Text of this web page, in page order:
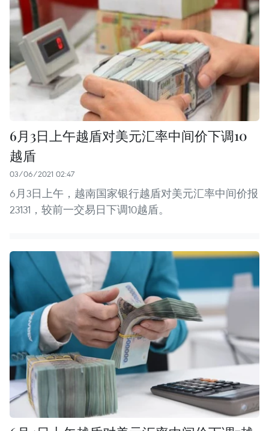
6月3日上午越盾对美元汇率中间价下调10
越盾
03/06/2021 02:47
6月3日上午，越南国家银行越盾对美元汇率中间价报
23131，较前一交易日下调10越盾。